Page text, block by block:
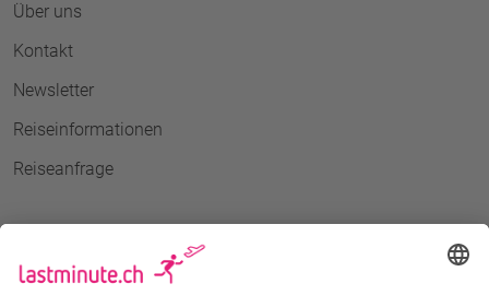
Über uns
Kontakt
Newsletter
Reiseinformationen
Reiseanfrage